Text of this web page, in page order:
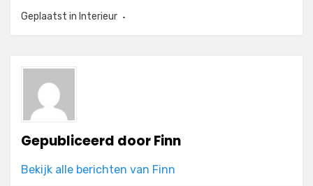
Geplaatst in Interieur
Gepubliceerd doorFinn
Bekijk alle berichten van Finn